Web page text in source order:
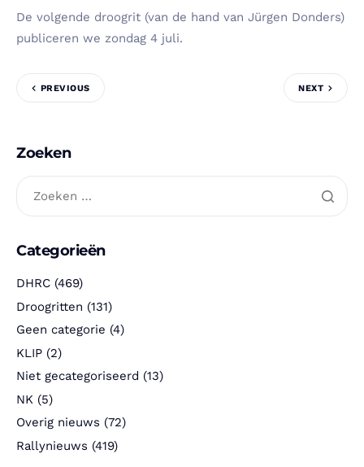
De volgende droogrit (van de hand van Jürgen Donders)
publiceren we zondag 4 juli.
PREVIOUS NEXT
Zoeken
Categorieën
DHRC (469)
Droogritten (131)
Geen categorie (4)
KLIP (2)
Niet gecategoriseerd (13)
NK (5)
Overig nieuws (72)
Rallynieuws (419)